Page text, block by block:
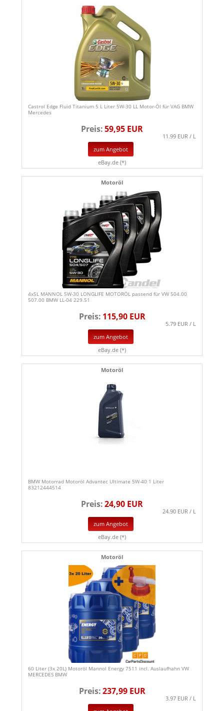
Castrol Edge Fluid Titanium 5 L Liter 5W-30 LL Motor-Öl für VAG BMW
Mercedes
Preis:59,95 EUR
11.99 EUR / L
zum Angebot
eBay.de (*)
Motoröl
4x5L MANNOL 5W-30 LONGLIFE MOTORÖL passend für VW 504.00
507.00 BMW LL-04 229.51
Preis: 115,90 EUR
5.79 EUR / L
zum Angebot
eBay.de (*)
Motoröl
BMW Motorrad Motoröl Advantec Ultimate 5W-40 1 Liter
83212444514
Preis:24,90 EUR
24.90 EUR / L
zum Angebot
eBay.de (*)
Motoröl
60 Liter (3x 20L) Motoröl Mannol Energy 7511 incl. Auslaufhahn VW
MERCEDES BMW
Preis:237,99 EUR
3.97 EUR / L